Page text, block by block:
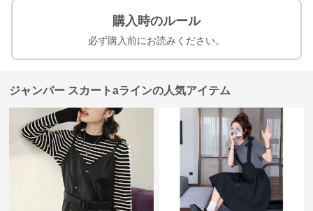
購入時のルール
必ず購入前にお読みください。
ジャンパー スカートaラインの人気アイテム